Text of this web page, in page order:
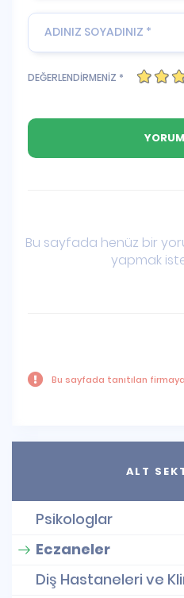
DEĞERLENDİRMENİZ *
Bu sayfada henüz bir
yapmak
Bu sayfada tanıtılan
ALT
Psikologlar
Eczaneler
Diş Hastaneleri ve